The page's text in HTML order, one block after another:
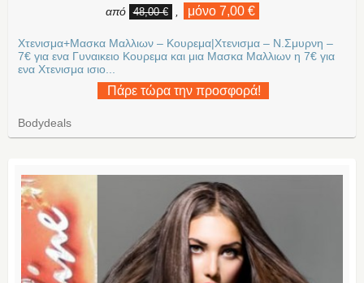
από 48,00 € μόνο 7,00 €
Χτενισμα+Μασκα Μαλλιων – Κουρεμα|Χτενισμα – Ν.Σμυρνη –
7€ για ενα Γυναικειο Κουρεμα και μια Μασκα Μαλλιων η 7€ για
ενα Χτενισμα ισιο...
Πάρε τώρα την προσφορά!
Bodydeals